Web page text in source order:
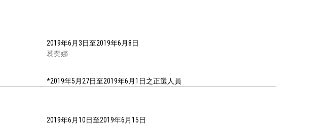
2019年6月3日至2019年6月8日
慕奕娜
*2019年5月27日至2019年6月1日之正選人員
2019年6月10日至2019年6月15日